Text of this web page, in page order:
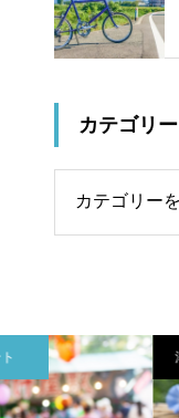
カテゴリー
津山市のイベント